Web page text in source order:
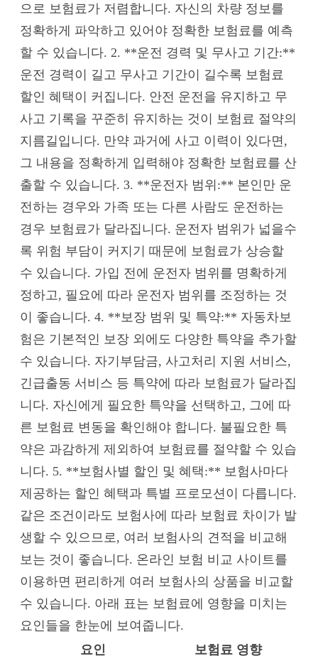
으로 보험료가 저렴합니다. 자신의 차량 정보를
정확하게 파악하고 있어야 정확한 보험료를 예측
할 수 있습니다. 2. **운전 경력 및 무사고 기간:**
운전 경력이 길고 무사고 기간이 길수록 보험료
할인 혜택이 커집니다. 안전 운전을 유지하고 무
사고 기록을 꾸준히 유지하는 것이 보험료 절약의
지름길입니다. 만약 과거에 사고 이력이 있다면,
그 내용을 정확하게 입력해야 정확한 보험료를 산
출할 수 있습니다. 3. **운전자 범위:** 본인만 운
전하는 경우와 가족 또는 다른 사람도 운전하는
경우 보험료가 달라집니다. 운전자 범위가 넓을수
록 위험 부담이 커지기 때문에 보험료가 상승할
수 있습니다. 가입 전에 운전자 범위를 명확하게
정하고, 필요에 따라 운전자 범위를 조정하는 것
이 좋습니다. 4. **보장 범위 및 특약:** 자동차보
험은 기본적인 보장 외에도 다양한 특약을 추가할
수 있습니다. 자기부담금, 사고처리 지원 서비스,
긴급출동 서비스 등 특약에 따라 보험료가 달라집
니다. 자신에게 필요한 특약을 선택하고, 그에 따
른 보험료 변동을 확인해야 합니다. 불필요한 특
약은 과감하게 제외하여 보험료를 절약할 수 있습
니다. 5. **보험사별 할인 및 혜택:** 보험사마다
제공하는 할인 혜택과 특별 프로모션이 다릅니다.
같은 조건이라도 보험사에 따라 보험료 차이가 발
생할 수 있으므로, 여러 보험사의 견적을 비교해
보는 것이 좋습니다. 온라인 보험 비교 사이트를
이용하면 편리하게 여러 보험사의 상품을 비교할
수 있습니다. 아래 표는 보험료에 영향을 미치는
요인들을 한눈에 보여줍니다.
요인
보험료 영향